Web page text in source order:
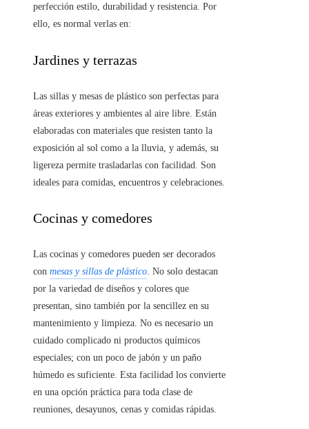
perfección estilo, durabilidad y resistencia. Por
ello, es normal verlas en:
Jardines y terrazas
Las sillas y mesas de plástico son perfectas para
áreas exteriores y ambientes al aire libre. Están
elaboradas con materiales que resisten tanto la
exposición al sol como a la lluvia, y además, su
ligereza permite trasladarlas con facilidad. Son
ideales para comidas, encuentros y celebraciones.
Cocinas y comedores
Las cocinas y comedores pueden ser decorados
con mesas y sillas de plástico . No solo destacan
por la variedad de diseños y colores que
presentan, sino también por la sencillez en su
mantenimiento y limpieza. No es necesario un
cuidado complicado ni productos químicos
especiales; con un poco de jabón y un paño
húmedo es suficiente. Esta facilidad los convierte
en una opción práctica para toda clase de
reuniones, desayunos, cenas y comidas rápidas.